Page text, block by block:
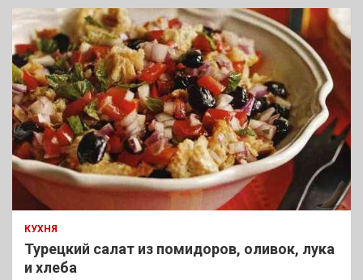
КУХНЯ
Турецкий салат из помидоров, оливок, лука
и хлеба